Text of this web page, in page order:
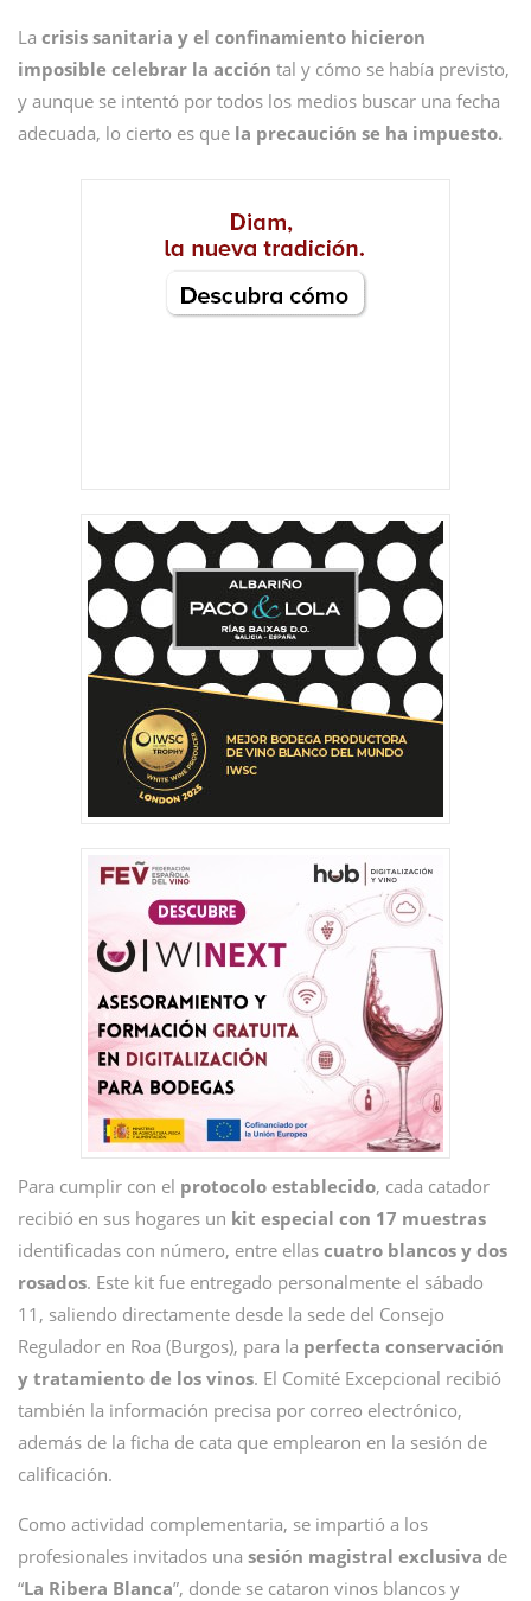
La crisis sanitaria y el confinamiento hicieron
imposible celebrar la acción tal y cómo se había previsto,
y aunque se intentó por todos los medios buscar una fecha
adecuada, lo cierto es que la precaución se ha impuesto.
Para cumplir con el protocolo establecido, cada catador
recibió en sus hogares un kit especial con 17 muestras
identificadas con número, entre ellas cuatro blancos y dos
rosados. Este kit fue entregado personalmente el sábado
11, saliendo directamente desde la sede del Consejo
Regulador en Roa (Burgos), para la perfecta conservación
y tratamiento de los vinos. El Comité Excepcional recibió
también la información precisa por correo electrónico,
además de la ficha de cata que emplearon en la sesión de
calificación.
Como actividad complementaria, se impartió a los
profesionales invitados una sesión magistral exclusiva de
“La Ribera Blanca”, donde se cataron vinos blancos y